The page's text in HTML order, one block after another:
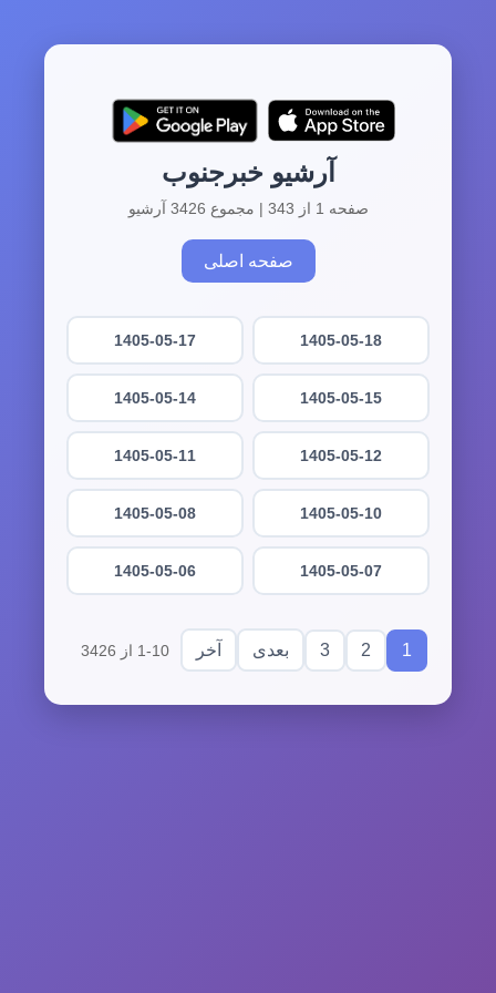
آرشیو خبرجنوب
صفحه 1 از 343 | مجموع 3426 آرشیو
صفحه اصلی
1405-05-18
1405-05-17
1405-05-15
1405-05-14
1405-05-12
1405-05-11
1405-05-10
1405-05-08
1405-05-07
1405-05-06
1
2
3 بعدی آخر 1-10 از 3426